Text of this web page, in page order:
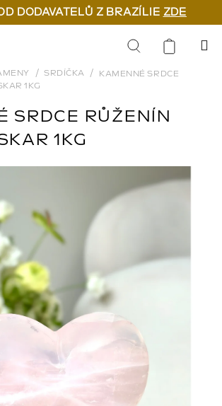
DODAVATELŮ Z BRAZÍLIE ZDE
Hledat
SRDÍČKA
KAMENNÉ SRDCE
1KG
SRDCE RŮŽENÍN
1KG